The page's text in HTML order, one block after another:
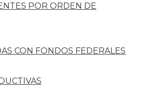
POR ORDEN DE
CON FONDOS FEDERALES